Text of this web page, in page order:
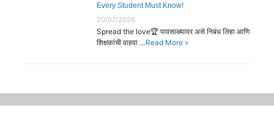
Every Student Must Know!
20/07/2026
Spread the love🏆 पावसाळ्यावर असे निबंध लिहा आणि
शिक्षकांची वाहवा …Read More »